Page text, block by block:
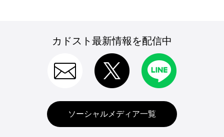
カドスト最新情報を配信中
ソーシャルメディア一覧